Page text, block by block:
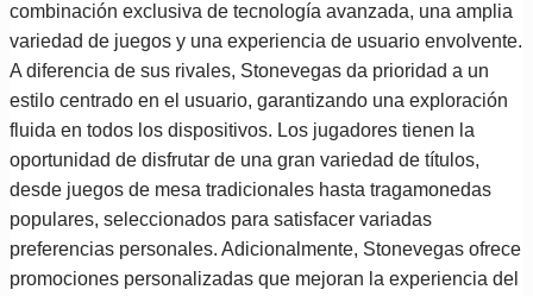
combinación exclusiva de tecnología avanzada, una amplia
variedad de juegos y una experiencia de usuario envolvente.
A diferencia de sus rivales, Stonevegas da prioridad a un
estilo centrado en el usuario, garantizando una exploración
fluida en todos los dispositivos. Los jugadores tienen la
oportunidad de disfrutar de una gran variedad de títulos,
desde juegos de mesa tradicionales hasta tragamonedas
populares, seleccionados para satisfacer variadas
preferencias personales. Adicionalmente, Stonevegas ofrece
promociones personalizadas que mejoran la experiencia del